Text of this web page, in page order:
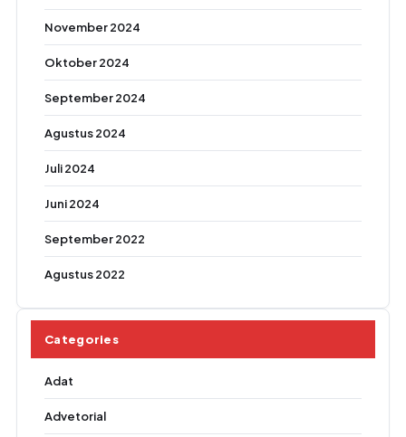
November 2024
Oktober 2024
September 2024
Agustus 2024
Juli 2024
Juni 2024
September 2022
Agustus 2022
Categories
Adat
Advetorial